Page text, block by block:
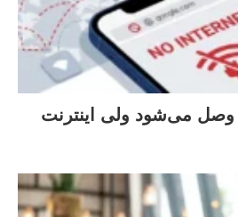
چرا VPN روی iOS وصل می‌شود ولی اینترنت